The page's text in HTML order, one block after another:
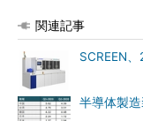
関連記事
SCREEN
半導体製